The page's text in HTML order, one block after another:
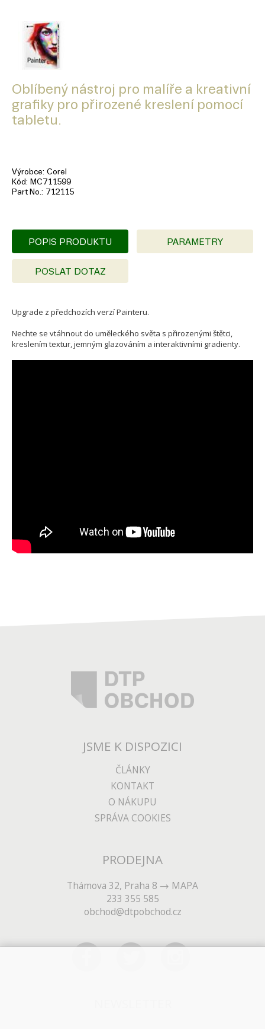
Oblíbený nástroj pro malíře a kreativní
grafiky pro přirozené kreslení pomocí
tabletu.
Výrobce Corel
Kód
MC711599
Part No. 712115
POPIS PRODUKTU PARAMETRY
POSLAT DOTAZ
Upgrade z předchozích verzí Painteru.
Nechte se vtáhnout do uměleckého světa s přirozenými štětci,
kreslením textur, jemným glazováním a interaktivními gradienty.
JSME K DISPOZICI
ČLÁNKY
KONTAKT
O NÁKUPU
SPRÁVA COOKIES
PRODEJNA
Thámova 32, Praha 8
MAPA
233 355 585
obchod@dtpobchod.cz